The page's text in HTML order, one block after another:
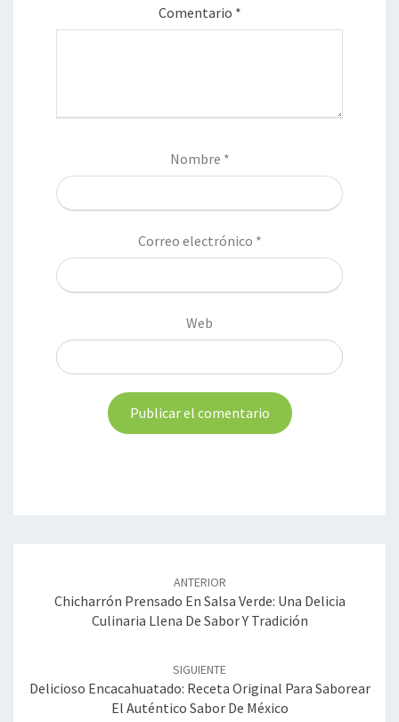
Comentario *
Nombre *
Correo electrónico *
Web
entradas
ANTERIOR
Chicharrón Prensado En Salsa Verde: Una Delicia
Culinaria Llena De Sabor Y Tradición
SIGUIENTE
Delicioso Encacahuatado: Receta Original Para Saborear
El Auténtico Sabor De México